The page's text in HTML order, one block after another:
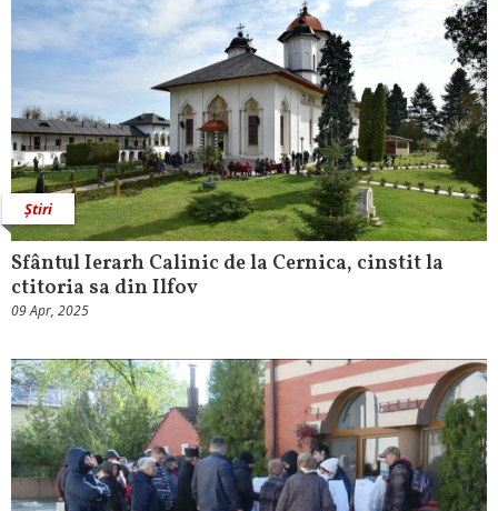
Știri
Sfântul Ierarh Calinic de la Cernica, cinstit la
ctitoria sa din Ilfov
09 Apr, 2025